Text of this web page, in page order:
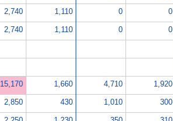
2,740 1,110 0 0
2,740 1,110 0 0
15,170 1,660 4,710 1,920
2,850 430 1,010 300